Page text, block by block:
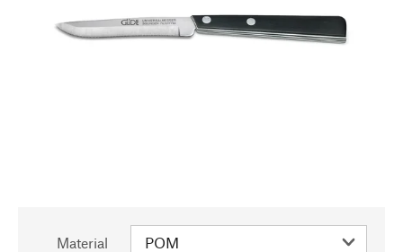
Material